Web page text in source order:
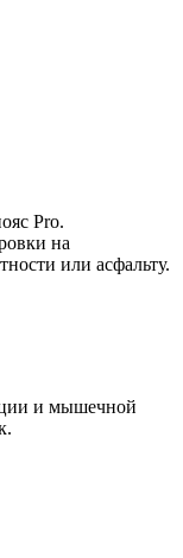
Pro.
на
или асфальту.
и мышечной